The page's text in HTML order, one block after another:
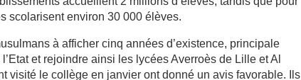
scolarisent environ 30 000 élèves.
à afficher cinq années d’existence, principale
et rejoindre ainsi les lycées Averroès de Lille et Al
visité le collège en janvier ont donné un avis favorable. Ils